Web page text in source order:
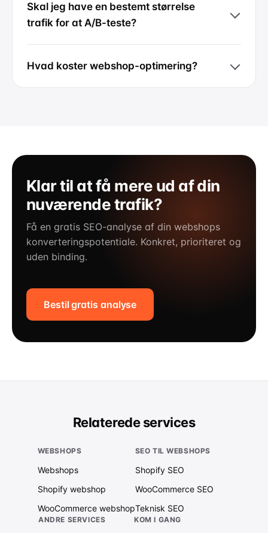
Skal jeg have en bestemt størrelse
trafik for at A/B-teste?
Hvad koster webshop-optimering?
Klar til at få mere ud af din
nuværende trafik?
Få en gratis SEO-analyse af din webshops
konverteringspotentiale. Konkret, prioriteret og
uden binding.
Bestil gratis analyse
Relaterede services
WEBSHOPS
Webshops
Shopify webshop
WooCommerce webshop
SEO TIL WEBSHOPS
Shopify SEO
WooCommerce SEO
Teknisk SEO
ANDRE SERVICES KOM I GANG